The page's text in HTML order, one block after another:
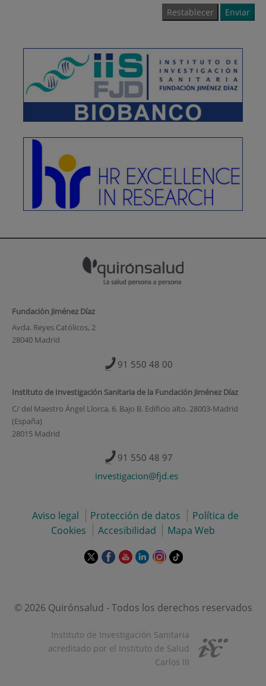
Fundación Jiménez Díaz
Avda. Reyes Católicos, 2
28040 Madrid
91 550 48 00
Instituto de Investigación Sanitaria de la Fundación Jiménez Díaz
C/ del Maestro Ángel Llorca, 6. Bajo B. Edificio alto. 28003-Madrid
(España)
28015 Madrid
91 550 48 97
investigacion@fjd.es
Aviso legal Protección de datos
Política de
Cookies
Accesibilidad Mapa Web
Este
en
ventana
nueva.
Este
en
ventana
nueva.
Este
en
ventana
Este
en
ventana
nueva.
Este
en
ventana
nueva.
Enlace
externa.
© 2026 Quirónsalud - Todos los derechos reservados
Instituto de Investigación Sanitaria
acreditado por el Instituto de Salud
Carlos III